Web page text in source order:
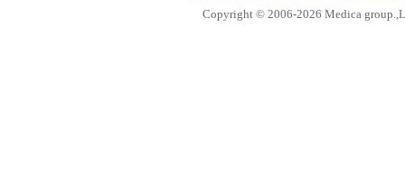
Copyright © 2006-2026 Medica